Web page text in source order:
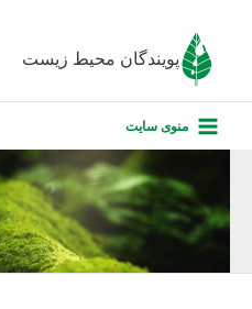
پویندگان محیط زیست
منوی سایت